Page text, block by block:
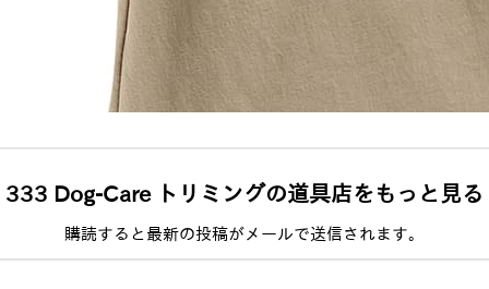
333 Dog-Care トリミングの道具店をもっと見る
購読すると最新の投稿がメールで送信されます。